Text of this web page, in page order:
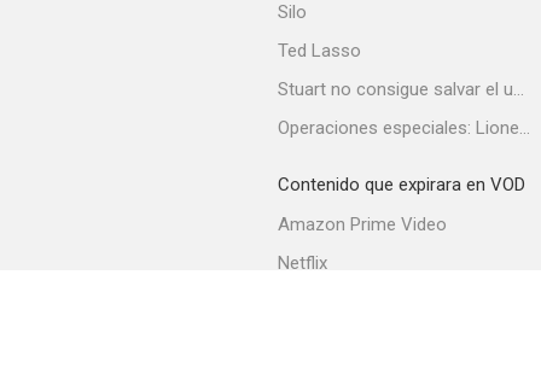
Silo
Ted Lasso
Stuart no consigue salvar el universo
Operaciones especiales: Lioness
Contenido que expirara en VOD
Amazon Prime Video
Netflix